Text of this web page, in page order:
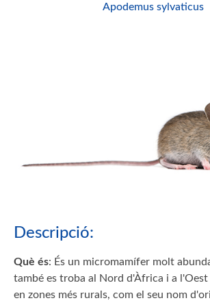
Apodemus sylvaticus
Descripció:
Què és: És un micromamífer molt
també es troba al Nord d'Àfrica i a l'Oest
en zones més rurals, com el seu nom